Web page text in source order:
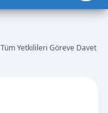
Tüm Yetkilileri Göreve Davet